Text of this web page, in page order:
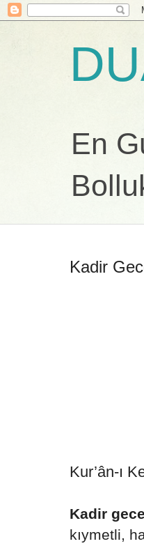
En
Kadir
Kur’ân-ı
Kadir
kıymetli,